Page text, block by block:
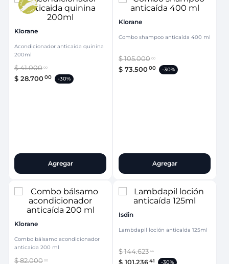
Klorane
Acondicionador anticaida quinina
200ml
$41.000 00
$ 28.70000 -30%
Agregar
Klorane
Combo shampoo anticaída 400 ml
$105.000 00
$ 73.50000 -30%
Agregar
Klorane
Combo bálsamo acondicionador
anticaída 200 ml
$82.000 00
Isdin
Lambdapil loción anticaída 125ml
$144.623 44
$ 101.23641 -30%